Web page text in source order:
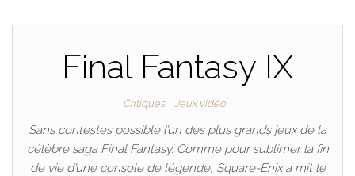
Final Fantasy IX
Critiques Jeux vidéo
Sans contestes possible l’un des plus grands jeux de la
célèbre saga Final Fantasy. Comme pour sublimer la fin
de vie d’une console de légende, Square-Enix a mit le